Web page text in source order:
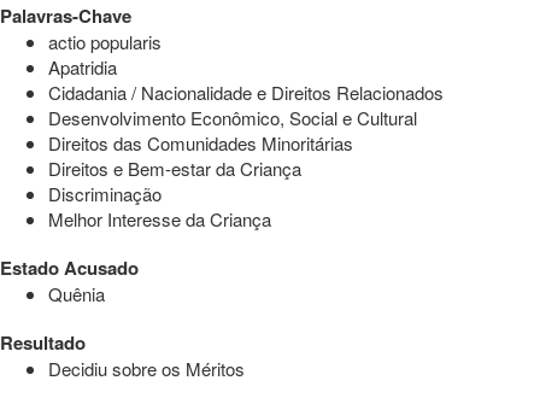
Palavras-Chave
actio popularis
Apatridia
Cidadania / Nacionalidade e Direitos Relacionados
Desenvolvimento Econômico, Social e Cultural
Direitos das Comunidades Minoritárias
Direitos e Bem-estar da Criança
Discriminação
Melhor Interesse da Criança
Estado Acusado
Quênia
Resultado
Decidiu sobre os Méritos